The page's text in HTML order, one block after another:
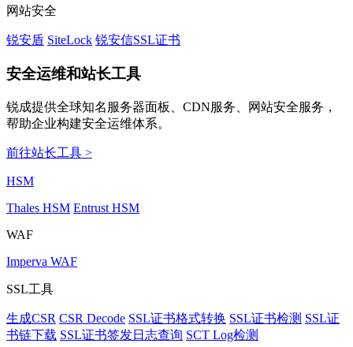
网站安全
锐安盾 SiteLock 锐安信SSL证书
安全运维和站长工具
锐成提供全球知名服务器面板、CDN服务、网站安全服务，
帮助企业构建安全运维体系。
前往站长工具 >
HSM
Thales HSM Entrust HSM
WAF
Imperva WAF
SSL工具
生成CSR CSR Decode SSL证书格式转换 SSL证书检测 SSL证
书链下载 SSL证书签发日志查询 SCT Log检测